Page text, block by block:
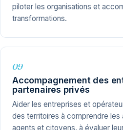
piloter les organisations et
transformations.
09
Accompagnement des
partenaires privés
Aider les entreprises et
des territoires à comprendre les
agents et citoyens, à évaluer